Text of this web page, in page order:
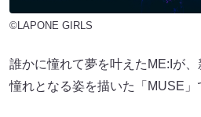
©LAPONE GIRLS
誰かに憧れて夢を叶えたME:Iが、
憧れとなる姿を描いた「MUSE」